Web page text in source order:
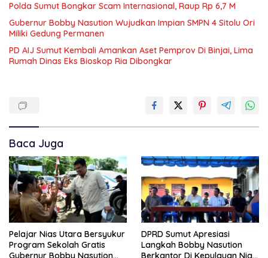
Polda Sumut Bongkar Scam Internasional, Raup Rp 6,7 M
Gubernur Bobby Nasution Wujudkan Impian SMPN 4 Sitolu Ori
Miliki Gedung Permanen
PD AIJ Sumut Kembali Amankan Aset Pemprov Di Binjai, Lima
Rumah Dinas Eks Bioskop Ria Dibongkar
Baca Juga
Pelajar Nias Utara Bersyukur
Program Sekolah Gratis
Gubernur Bobby Nasution
DPRD Sumut Apresiasi
Langkah Bobby Nasution
Berkantor Di Kepulauan Nias,